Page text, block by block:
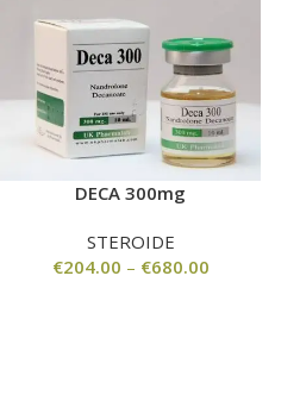
DECA 300mg
STEROIDE
€204.00 – €680.00